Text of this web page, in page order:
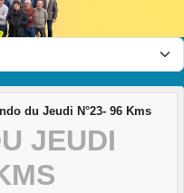
du Jeudi N°23- 96 Kms
JEUDI